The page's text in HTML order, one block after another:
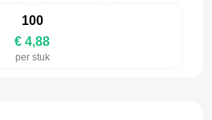
100
€ 4,88
per stuk